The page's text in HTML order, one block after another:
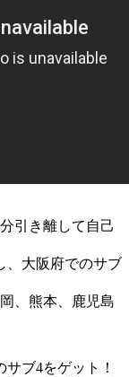
引き離して自己
、大阪府でのサブ
、熊本、鹿児島
ブ4をゲット！